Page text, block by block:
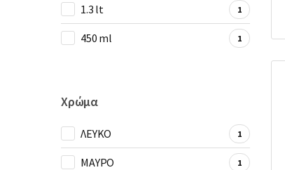
1.3 lt 1
450 ml 1
Χρώμα
ΛΕΥΚΟ 1
ΜΑΥΡΟ 1